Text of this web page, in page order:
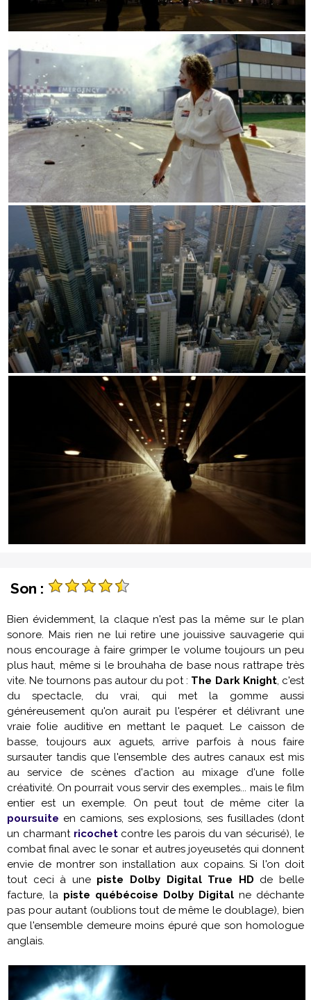
Son :
Bien évidemment, la claque n'est pas la même sur le plan
sonore. Mais rien ne lui retire une jouissive sauvagerie qui
nous encourage à faire grimper le volume toujours un peu
plus haut, même si le brouhaha de base nous rattrape très
vite. Ne tournons pas autour du pot : The Dark Knight, c'est
du spectacle, du vrai, qui met la gomme aussi
généreusement qu'on aurait pu l'espérer et délivrant une
vraie folie auditive en mettant le paquet. Le caisson de
basse, toujours aux aguets, arrive parfois à nous faire
sursauter tandis que l'ensemble des autres canaux est mis
au service de scènes d'action au mixage d'une folle
créativité. On pourrait vous servir des exemples... mais le film
entier est un exemple. On peut tout de même citer la
poursuite en camions, ses explosions, ses fusillades (dont
un charmant ricochetcontre les parois du van sécurisé), le
combat final avec le sonar et autres joyeusetés qui donnent
envie de montrer son installation aux copains. Si l'on doit
tout ceci à une piste Dolby Digital True HD de belle
facture, la piste québécoise Dolby Digital ne déchante
pas pour autant (oublions tout de même le doublage), bien
que l'ensemble demeure moins épuré que son homologue
anglais.